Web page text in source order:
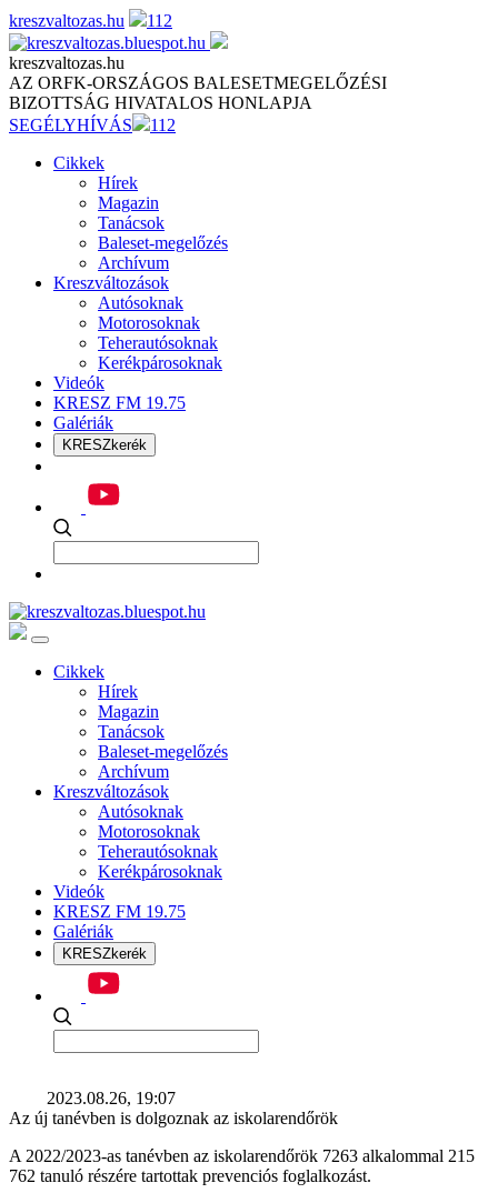
Skip
to
content
kreszvaltozas.hu 112
kreszvaltozas.hu
AZ ORFK-ORSZÁGOS BALESETMEGELŐZÉSI
BIZOTTSÁG HIVATALOS HONLAPJA
SEGÉLYHÍVÁS
112
Cikkek
Hírek
Magazin
Tanácsok
Baleset-megelőzés
Archívum
Kreszváltozások
Autósoknak
Motorosoknak
Teherautósoknak
Kerékpárosoknak
Videók
KRESZ FM 19.75
Galériák
KRESZkerék
Cikkek
Hírek
Magazin
Tanácsok
Baleset-megelőzés
Archívum
Kreszváltozások
Autósoknak
Motorosoknak
Teherautósoknak
Kerékpárosoknak
Videók
KRESZ FM 19.75
Galériák
KRESZkerék
2023.08.26, 19:07
Az új tanévben is dolgoznak az iskolarendőrök
A 2022/2023-as tanévben az iskolarendőrök 7263 alkalommal 215
762 tanuló részére tartottak prevenciós foglalkozást.